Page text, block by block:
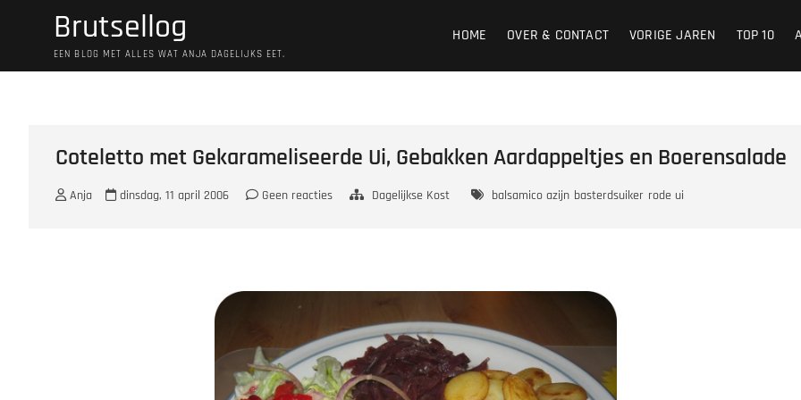
Brutsellog
EEN BLOG MET ALLES WAT ANJA DAGELIJKS EET.
HOME OVER & CONTACT VORIGE JAREN TOP 10
Coteletto met Gekarameliseerde Ui, Gebakken Aardappeltjes en Boerensalade
Anja dinsdag, 11 april 2006 Geen reacties Dagelijkse Kost balsamico azijn basterdsuiker rode ui